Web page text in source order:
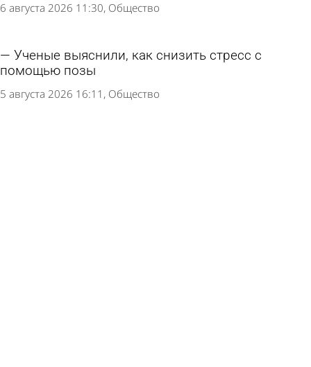
6 августа 2026 11:30 Общество
Ученые выяснили, как снизить стресс с
помощью позы
5 августа 2026 16:11 Общество